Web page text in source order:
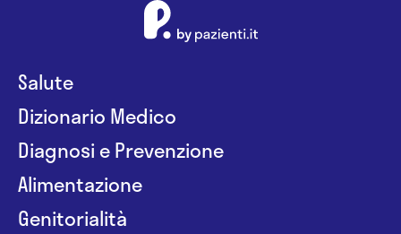
Salute
Dizionario Medico
Diagnosi e Prevenzione
Alimentazione
Genitorialità